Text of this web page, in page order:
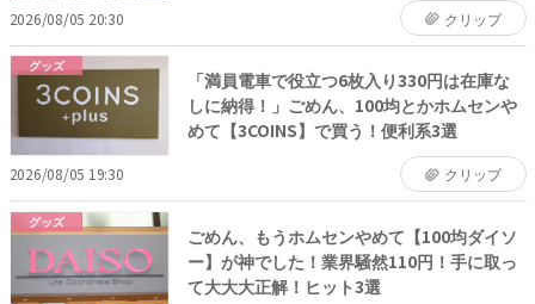
2026/08/05 20:30 クリップ
グッズ
「満員電車で役立つ6枚入り330円は在庫な
しに納得！」ごめん、100均とかホムセンや
めて【3COINS】で買う！便利系3選
2026/08/05 19:30 クリップ
グッズ
ごめん、もうホムセンやめて【100均ダイソ
ー】が神でした！業界騒然110円！手に取っ
て大大大正解！ヒット3選